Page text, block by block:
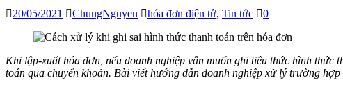
20/05/2021 ChungNguyen hóa đơn điện tử, Tin tức 0
Khi lập-xuất hóa đơn, nếu doanh nghiệp vẫn muốn ghi tiêu thức hình thức
toán qua chuyển khoản. Bài viết hướng dẫn doanh nghiệp xử lý trường